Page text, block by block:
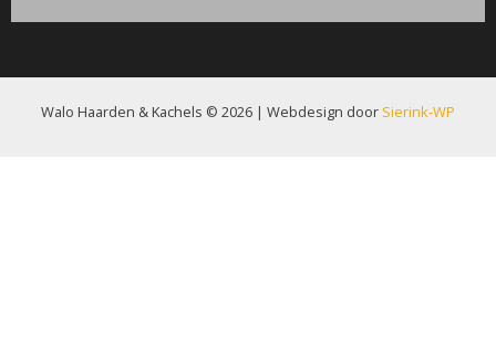
Walo Haarden & Kachels © 2026 | Webdesign door Sierink-WP